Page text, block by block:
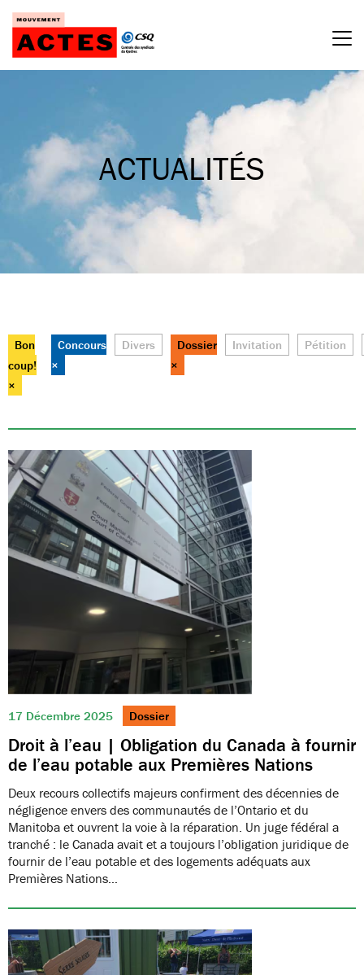
Passer
contenu
ACTUALITÉS
17 Décembre 2025 Dossier
Droit à l’eau | Obligation du Canada à fournir
de l’eau potable aux Premières Nations
Deux recours collectifs majeurs confirment des décennies de
négligence envers des communautés de l’Ontario et du
Manitoba et ouvrent la voie à la réparation. Un juge fédéral a
tranché : le Canada avait et a toujours l’obligation juridique de
fournir de l’eau potable et des logements adéquats aux
Premières Nations…
Bon
coup!
×
Concours
×
Divers
Dossier
×
Invitation Pétition